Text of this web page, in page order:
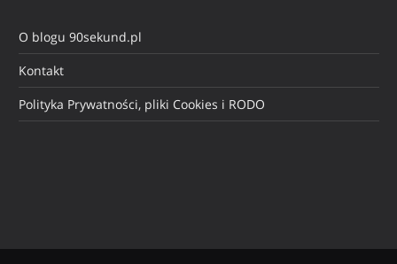
O blogu 90sekund.pl
Kontakt
Polityka Prywatności, pliki Cookies i RODO